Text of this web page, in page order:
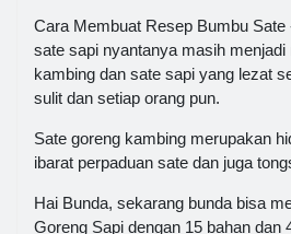
Cara Membuat Resep Bumbu Sate
sate sapi nyantanya masih
kambing dan sate sapi yang lezat
sulit dan setiap orang pun.
Sate goreng kambing merupakan
ibarat perpaduan sate dan juga
Hai Bunda, sekarang bunda bisa
Goreng Sapi dengan 15 bahan dan